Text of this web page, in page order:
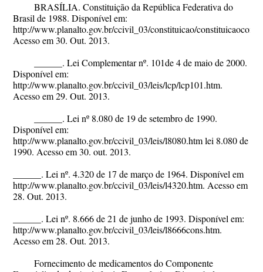
BRASÍLIA. Constituição da República Federativa do
Brasil de 1988. Disponível em:
http://www.planalto.gov.br/ccivil_03/constituicao/
Acesso em 30. Out. 2013.
______. Lei Complementar nº. 101de 4 de maio de 2000.
Disponível em:
http://www.planalto.gov.br/ccivil_03/leis/lcp/lcp101.htm.
Acesso em 29. Out. 2013.
______. Lei nº 8.080 de 19 de setembro de 1990.
Disponível em:
http://www.planalto.gov.br/ccivil_03/leis/l8080.htm lei 8.080 de
1990. Acesso em 30. out. 2013.
______. Lei nº. 4.320 de 17 de março de 1964. Disponível em
http://www.planalto.gov.br/ccivil_03/leis/l4320.htm. Acesso em
28. Out. 2013.
______. Lei nº. 8.666 de 21 de junho de 1993. Disponível em:
http://www.planalto.gov.br/ccivil_03/leis/l8666cons.htm.
Acesso em 28. Out. 2013.
Fornecimento de medicamentos do Componente